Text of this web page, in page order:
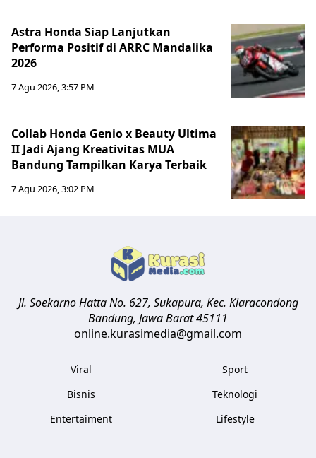
Astra Honda Siap Lanjutkan
Performa Positif di ARRC Mandalika
2026
7 Agu 2026, 3:57 PM
Collab Honda Genio x Beauty Ultima
II Jadi Ajang Kreativitas MUA
Bandung Tampilkan Karya Terbaik
7 Agu 2026, 3:02 PM
Jl. Soekarno Hatta No. 627, Sukapura, Kec. Kiaracondong
Bandung, Jawa Barat45111
online.kurasimedia@gmail.com
Viral
Bisnis
Entertaiment
Sport
Teknologi
Lifestyle